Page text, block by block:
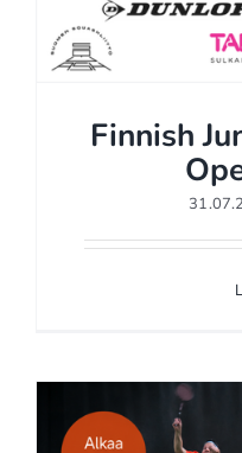
Finnish
Finnish